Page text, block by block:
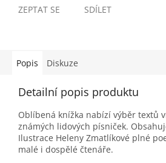
ZEPTAT SE SDÍLET
Popis Diskuze
Detailní popis produktu
Oblíbená knížka nabízí výběr textů
známých lidových písniček.
Ilustrace Heleny Zmatlíkové plné
malé i dospělé čtenáře.